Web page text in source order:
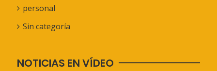
personal
Sin categoría
NOTICIAS EN VÍDEO